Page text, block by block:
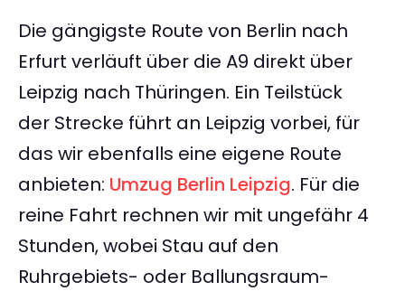
Die gängigste Route von Berlin nach
Erfurt verläuft über die A9 direkt über
Leipzig nach Thüringen. Ein Teilstück
der Strecke führt an Leipzig vorbei, für
das wir ebenfalls eine eigene Route
anbieten: Umzug Berlin Leipzig. Für die
reine Fahrt rechnen wir mit ungefähr 4
Stunden, wobei Stau auf den
Ruhrgebiets- oder Ballungsraum-